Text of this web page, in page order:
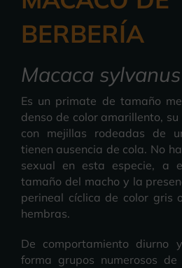
BERBERÍA
Macaca sylvanus
Es un primate de tamaño
denso de color amarillento,
con mejillas rodeadas de
tienen ausencia de cola. No
sexual en esta especie, a
tamaño del macho y la
perineal cíclica de color gris
hembras.
De comportamiento diurno
forma grupos numerosos